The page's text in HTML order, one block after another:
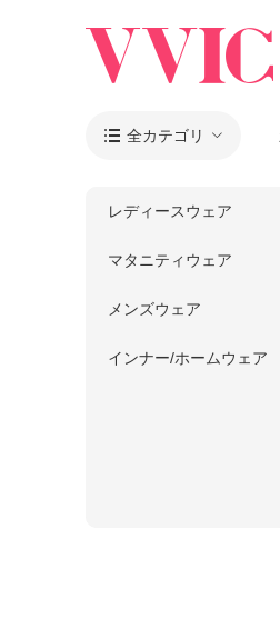
 全カテゴリ
レディースウェア
マタニティウェア
メンズウェア
インナー/ホームウェア